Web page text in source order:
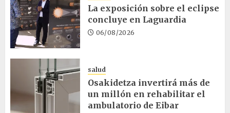
La exposición sobre el eclipse
concluye en Laguardia
06/08/2026
salud
Osakidetza invertirá más de
un millón en rehabilitar el
ambulatorio de Eibar